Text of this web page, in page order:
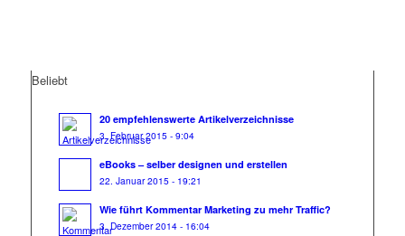
Beliebt
20 empfehlenswerte Artikelverzeichnisse
3. Februar 2015 - 9:04
eBooks – selber designen und erstellen
22. Januar 2015 - 19:21
Wie führt Kommentar Marketing zu mehr Traffic?
3. Dezember 2014 - 16:04